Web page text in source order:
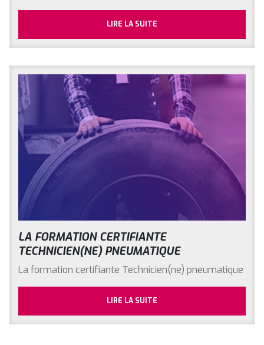
LIRE LA SUITE
LA FORMATION CERTIFIANTE
TECHNICIEN(NE) PNEUMATIQUE
La formation certifiante Technicien(ne) pneumatique
LIRE LA SUITE